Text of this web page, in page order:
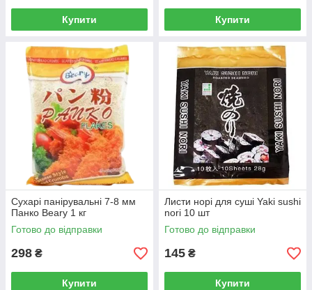
Купити Купити
Сухарі панірувальні 7-8 мм
Панко Beary 1 кг
Готово до відправки
298 ₴
Купити
Листи норі для суші Yaki sushi
nori 10 шт
Готово до відправки
145 ₴
Купити